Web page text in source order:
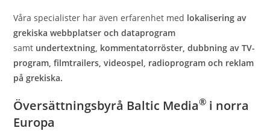
Våra specialister har även erfarenhet med lokalisering av
grekiska webbplatser och dataprogram
samt undertextning, kommentatorröster, dubbning av TV-
program, filmtrailers, videospel, radioprogram och reklam
på grekiska.
Översättningsbyrå Baltic Media® i norra
Europa